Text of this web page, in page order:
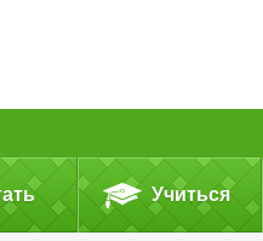
Учиться